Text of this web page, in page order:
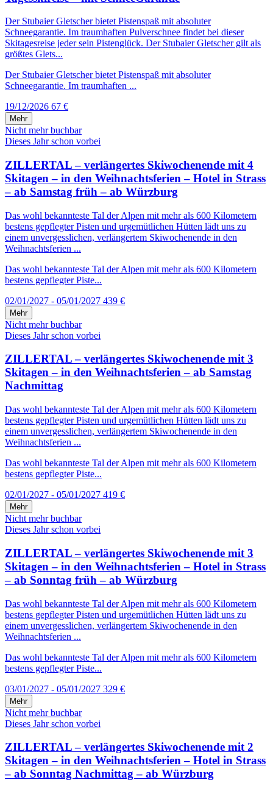
Der Stubaier Gletscher bietet Pistenspaß mit absoluter
Schneegarantie. Im traumhaften Pulverschnee findet bei dieser
Skitagesreise jeder sein Pistenglück. Der Stubaier Gletscher gilt als
größtes Glets...
Der Stubaier Gletscher bietet Pistenspaß mit absoluter
Schneegarantie. Im traumhaften ...
19/12/2026 67 €
Mehr
Nicht mehr buchbar
Dieses Jahr schon vorbei
ZILLERTAL – verlängertes Skiwochenende mit 4
Skitagen – in den Weihnachtsferien – Hotel in Strass
– ab Samstag früh – ab Würzburg
Das wohl bekannteste Tal der Alpen mit mehr als 600 Kilometern
bestens gepflegter Pisten und urgemütlichen Hütten lädt uns zu
einem unvergesslichen, verlängertem Skiwochenende in den
Weihnachtsferien ...
Das wohl bekannteste Tal der Alpen mit mehr als 600 Kilometern
bestens gepflegter Piste...
02/01/2027 - 05/01/2027 439 €
Mehr
Nicht mehr buchbar
Dieses Jahr schon vorbei
ZILLERTAL – verlängertes Skiwochenende mit 3
Skitagen – in den Weihnachtsferien – ab Samstag
Nachmittag
Das wohl bekannteste Tal der Alpen mit mehr als 600 Kilometern
bestens gepflegter Pisten und urgemütlichen Hütten lädt uns zu
einem unvergesslichen, verlängertem Skiwochenende in den
Weihnachtsferien ...
Das wohl bekannteste Tal der Alpen mit mehr als 600 Kilometern
bestens gepflegter Piste...
02/01/2027 - 05/01/2027 419 €
Mehr
Nicht mehr buchbar
Dieses Jahr schon vorbei
ZILLERTAL – verlängertes Skiwochenende mit 3
Skitagen – in den Weihnachtsferien – Hotel in Strass
– ab Sonntag früh – ab Würzburg
Das wohl bekannteste Tal der Alpen mit mehr als 600 Kilometern
bestens gepflegter Pisten und urgemütlichen Hütten lädt uns zu
einem unvergesslichen, verlängertem Skiwochenende in den
Weihnachtsferien ...
Das wohl bekannteste Tal der Alpen mit mehr als 600 Kilometern
bestens gepflegter Piste...
03/01/2027 - 05/01/2027 329 €
Mehr
Nicht mehr buchbar
Dieses Jahr schon vorbei
ZILLERTAL – verlängertes Skiwochenende mit 2
Skitagen – in den Weihnachtsferien – Hotel in Strass
– ab Sonntag Nachmittag – ab Würzburg